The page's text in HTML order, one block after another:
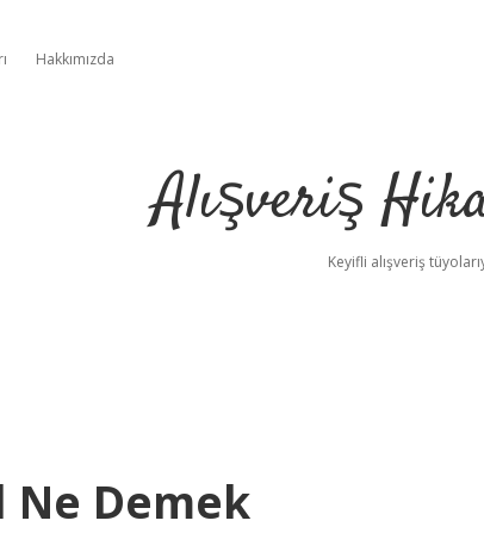
Hakkımızda
Alışveriş
Keyifli alışveriş
Ne Demek